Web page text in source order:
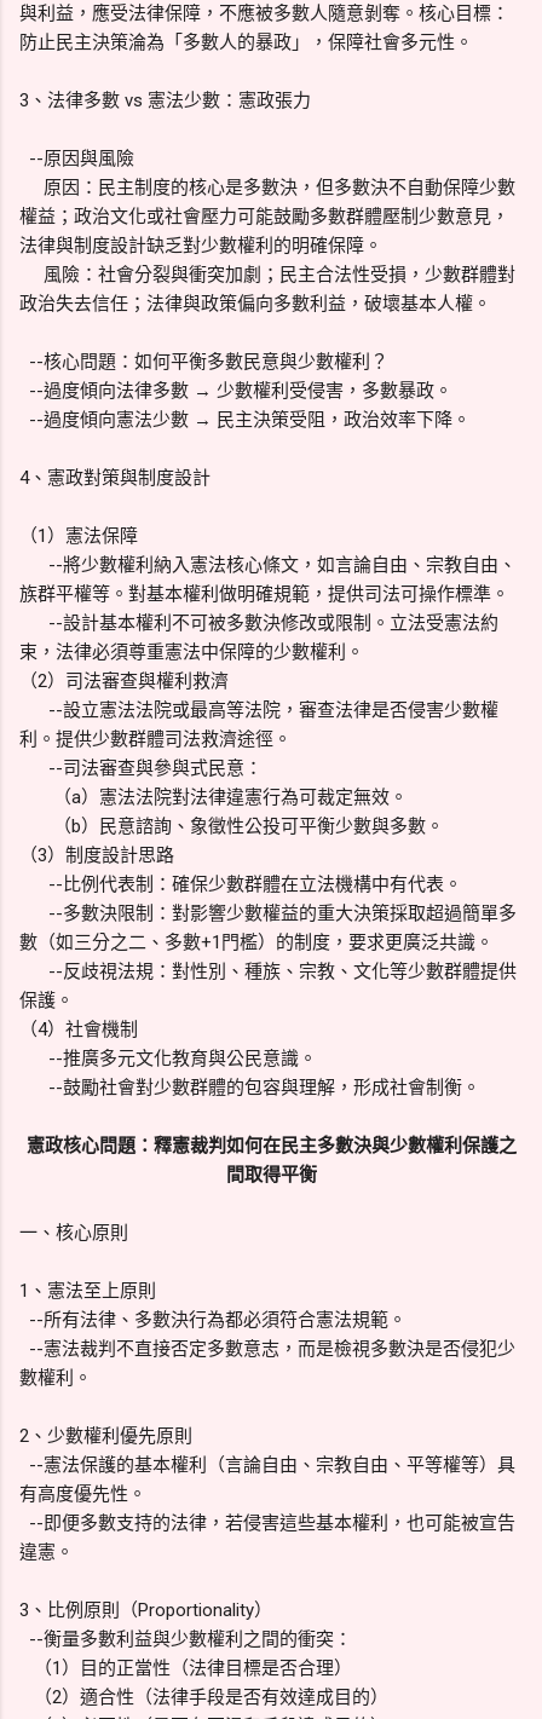
與利益，應受法律保障，不應被多數人隨意剝奪。核心目標：
防止民主決策淪為「多數人的暴政」，保障社會多元性。
3、法律多數 vs 憲法少數：憲政張力
--原因與風險
原因：民主制度的核心是多數決，但多數決不自動保障少數
權益；政治文化或社會壓力可能鼓勵多數群體壓制少數意見，
法律與制度設計缺乏對少數權利的明確保障。
風險：社會分裂與衝突加劇；民主合法性受損，少數群體對
政治失去信任；法律與政策偏向多數利益，破壞基本人權。
--核心問題：如何平衡多數民意與少數權利？
--過度傾向法律多數 → 少數權利受侵害，多數暴政。
--過度傾向憲法少數 → 民主決策受阻，政治效率下降。
4、憲政對策與制度設計
（1）憲法保障
--將少數權利納入憲法核心條文，如言論自由、宗教自由、
族群平權等。對基本權利做明確規範，提供司法可操作標準。
--設計基本權利不可被多數決修改或限制。立法受憲法約
束，法律必須尊重憲法中保障的少數權利。
（2）司法審查與權利救濟
--設立憲法法院或最高等法院，審查法律是否侵害少數權
利。提供少數群體司法救濟途徑。
--司法審查與參與式民意：
（a）憲法法院對法律違憲行為可裁定無效。
（b）民意諮詢、象徵性公投可平衡少數與多數。
（3）制度設計思路
--比例代表制：確保少數群體在立法機構中有代表。
--多數決限制：對影響少數權益的重大決策採取超過簡單多
數（如三分之二、多數+1門檻）的制度，要求更廣泛共識。
--反歧視法規：對性別、種族、宗教、文化等少數群體提供
保護。
（4）社會機制
--推廣多元文化教育與公民意識。
--鼓勵社會對少數群體的包容與理解，形成社會制衡。
憲政核心問題：釋憲裁判如何在民主多數決與少數權利保護之
間取得平衡
一、核心原則
1、憲法至上原則
--所有法律、多數決行為都必須符合憲法規範。
--憲法裁判不直接否定多數意志，而是檢視多數決是否侵犯少
數權利。
2、少數權利優先原則
--憲法保護的基本權利（言論自由、宗教自由、平等權等）具
有高度優先性。
--即便多數支持的法律，若侵害這些基本權利，也可能被宣告
違憲。
3、比例原則（Proportionality）
--衡量多數利益與少數權利之間的衝突：
（1）目的正當性（法律目標是否合理）
（2）適合性（法律手段是否有效達成目的）